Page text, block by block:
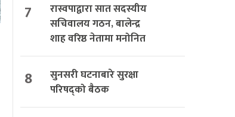
7
रास्वपाद्वारा सात सदस्यीय
सचिवालय गठन, बालेन्द्र
शाह वरिष्ठ नेतामा मनोनित
8
सुनसरी घटनाबारे सुरक्षा
परिषद्को बैठक